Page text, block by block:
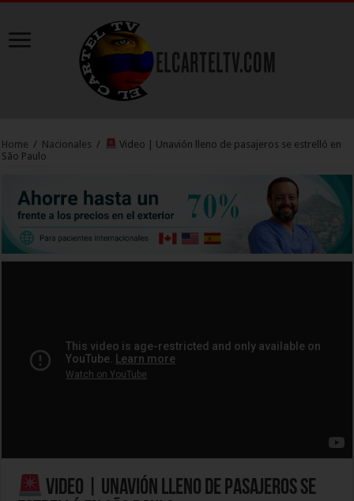
Home / Nacionales /
Video | Unavión lleno de pasajeros se estrelló en
São Paulo
Video | Unavión lleno de pasajeros se